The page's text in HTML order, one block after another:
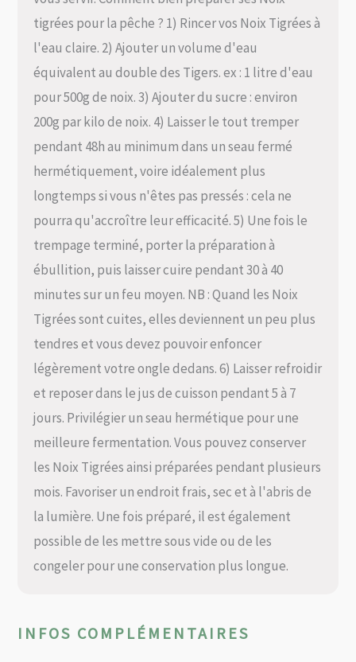
tigrées pour la pêche ? 1) Rincer vos Noix Tigrées à
l'eau claire. 2) Ajouter un volume d'eau
équivalent au double des Tigers. ex : 1 litre d'eau
pour 500g de noix. 3) Ajouter du sucre : environ
200g par kilo de noix. 4) Laisser le tout tremper
pendant 48h au minimum dans un seau fermé
hermétiquement, voire idéalement plus
longtemps si vous n'êtes pas pressés : cela ne
pourra qu'accroître leur efficacité. 5) Une fois le
trempage terminé, porter la préparation à
ébullition, puis laisser cuire pendant 30 à 40
minutes sur un feu moyen. NB : Quand les Noix
Tigrées sont cuites, elles deviennent un peu plus
tendres et vous devez pouvoir enfoncer
légèrement votre ongle dedans. 6) Laisser refroidir
et reposer dans le jus de cuisson pendant 5 à 7
jours. Privilégier un seau hermétique pour une
meilleure fermentation. Vous pouvez conserver
les Noix Tigrées ainsi préparées pendant plusieurs
mois. Favoriser un endroit frais, sec et à l'abris de
la lumière. Une fois préparé, il est également
possible de les mettre sous vide ou de les
congeler pour une conservation plus longue.
INFOS COMPLÉMENTAIRES